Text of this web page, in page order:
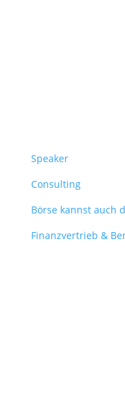
Speaker
Consulting
Börse kannst auch
Finanzvertrieb &